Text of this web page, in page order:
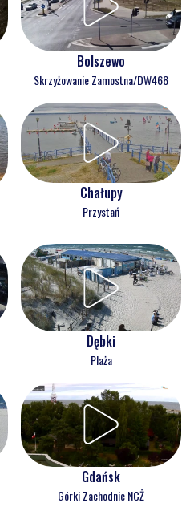
Bolszewo
Skrzyżowanie Zamostna/DW468
Chałupy
Przystań
Dębki
Plaża
Gdańsk
Górki Zachodnie NCŻ